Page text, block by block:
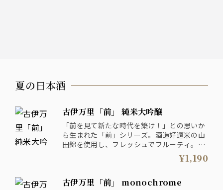
夏の日本酒
古伊万里「前」 純米大吟醸
「前を見て新たな時代を築け！」との思いか
ら生まれた「前」シリーズ。酒造好適米の山
田錦を使用し、フレッシュでフルーティ。と
¥1,190
古伊万里「前」 monochrome